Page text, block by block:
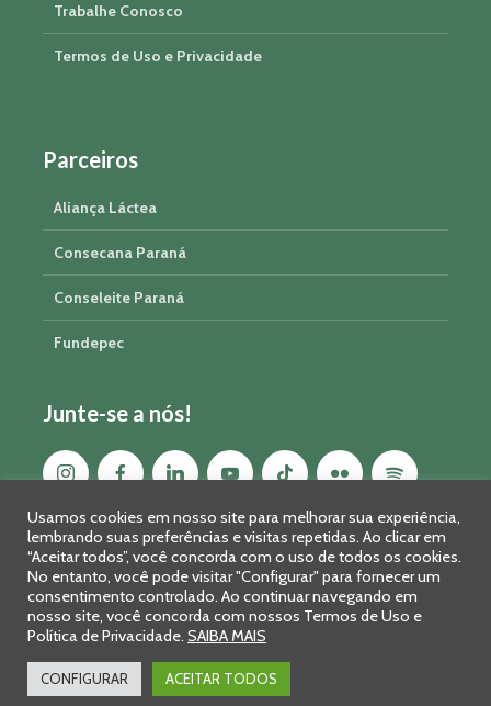
Trabalhe Conosco
Termos de Uso e Privacidade
Parceiros
Aliança Láctea
Consecana Paraná
Conseleite Paraná
Fundepec
Junte-se a nós!
Sistema FAEP/SENAR-PR © 2026 · R. Marechal Deodoro, 450, 14º
0401 - Fax: 41 3323-2124
Usamos cookies em nosso site para melhorar sua experiência,
lembrando suas preferências e visitas repetidas. Ao clicar em
“Aceitar todos”, você concorda com o uso de todos os cookies.
No entanto, você pode visitar "Configurar" para fornecer um
consentimento controlado. Ao continuar navegando em
nosso site, você concorda com nossos Termos de Uso e
Política de Privacidade. SAIBA MAIS
CONFIGURAR ACEITAR TODOS